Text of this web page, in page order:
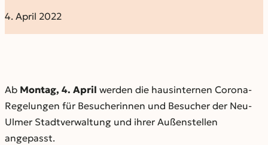
4. April 2022
Ab Montag, 4. April werden die hausinternen Corona-
Regelungen für Besucherinnen und Besucher der Neu-
Ulmer Stadtverwaltung und ihrer Außenstellen
angepasst.